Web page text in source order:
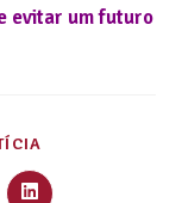
evitar um futuro